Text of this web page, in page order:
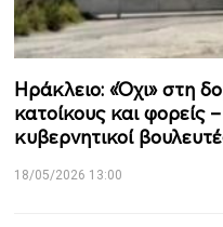
Ηράκλειο: «Όχι» στη
κατοίκους και φορείς
κυβερνητικοί
18/05/2026 13:00